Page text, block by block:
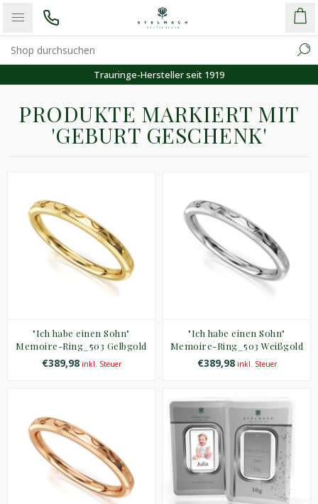
Trauringe-Hersteller seit 1919
PRODUKTE MARKIERT MIT
'GEBURT GESCHENK'
"Ich habe einen Sohn"
Memoire-Ring_503 Gelbgold
€389,98inkl. Steuer
"Ich habe einen Sohn"
Memoire-Ring_503 Weißgold
€389,98inkl. Steuer